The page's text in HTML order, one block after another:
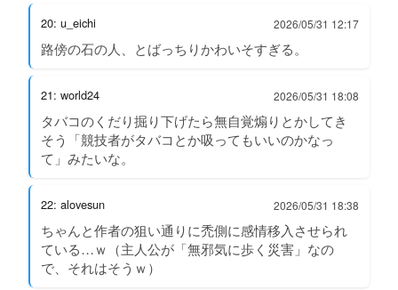
20: u_eichi 2026/05/31 12:17
路傍の石の人、とばっちりかわいそすぎる。
21: world24 2026/05/31 18:08
タバコのくだり掘り下げたら無自覚煽りとかしてき
そう「競技者がタバコとか吸ってもいいのかなっ
て」みたいな。
22: alovesun 2026/05/31 18:38
ちゃんと作者の狙い通りに禿側に感情移入させられ
ている…ｗ（主人公が「無邪気に歩く災害」なの
で、それはそうｗ）